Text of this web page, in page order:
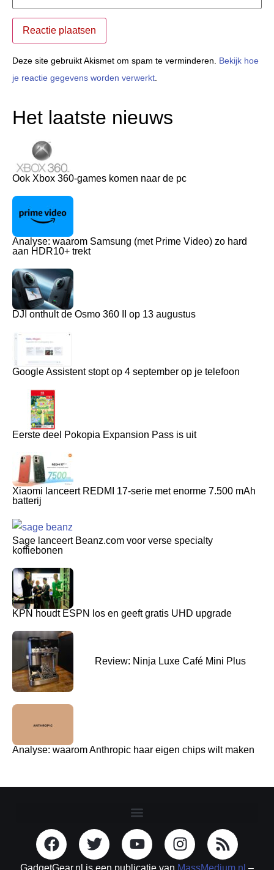
Deze site gebruikt Akismet om spam te verminderen. Bekijk hoe
je reactie gegevens worden verwerkt.
Het laatste nieuws
Ook Xbox 360-games komen naar de pc
Analyse: waarom Samsung (met Prime Video) zo hard
aan HDR10+ trekt
DJI onthult de Osmo 360 II op 13 augustus
Google Assistent stopt op 4 september op je telefoon
Eerste deel Pokopia Expansion Pass is uit
Xiaomi lanceert REDMI 17-serie met enorme 7.500 mAh
batterij
Sage lanceert Beanz.com voor verse specialty
koffiebonen
KPN houdt ESPN los en geeft gratis UHD upgrade
Review: Ninja Luxe Café Mini Plus
Analyse: waarom Anthropic haar eigen chips wilt maken
GadgetGear.nl is een publicatie van MassMedium.nl –